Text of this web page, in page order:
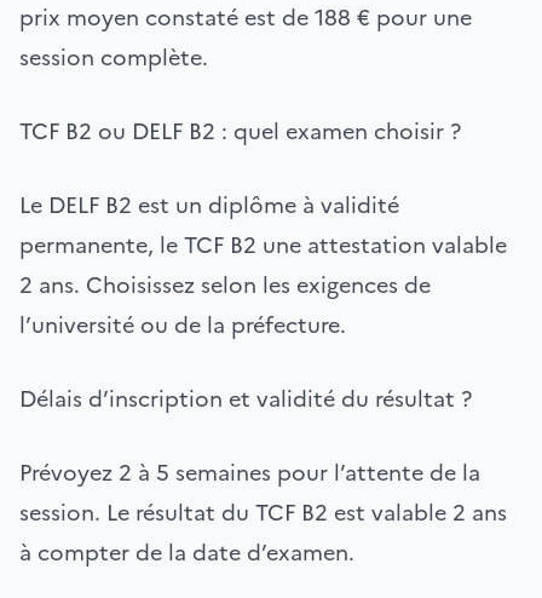
prix moyen constaté est de 188 € pour une
session complète.
TCF B2 ou DELF B2 : quel examen choisir ?
Le DELF B2 est un diplôme à validité
permanente, le TCF B2 une attestation valable
2 ans. Choisissez selon les exigences de
l’université ou de la préfecture.
Délais d’inscription et validité du résultat ?
Prévoyez 2 à 5 semaines pour l’attente de la
session. Le résultat du TCF B2 est valable 2 ans
à compter de la date d’examen.